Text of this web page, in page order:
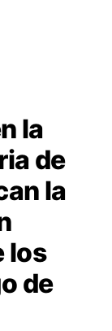
la
de
la
los
de